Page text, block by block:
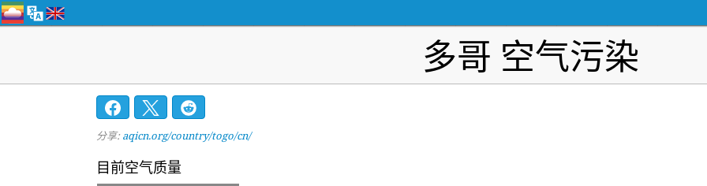
多哥 空气污染
分享: aqicn.org/country/togo/cn/
目前空气质量